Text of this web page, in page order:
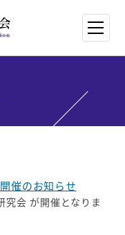
催のお知らせ
究会 が開催となりま